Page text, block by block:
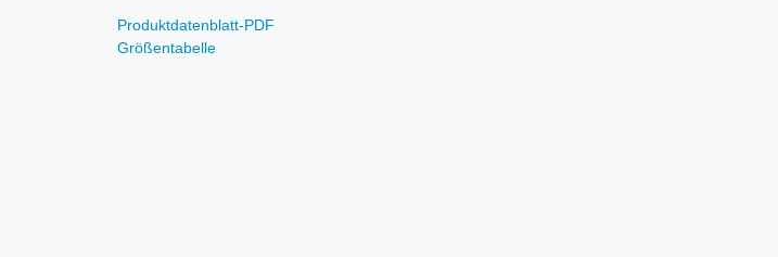
Produktdatenblatt-PDF
Größentabelle